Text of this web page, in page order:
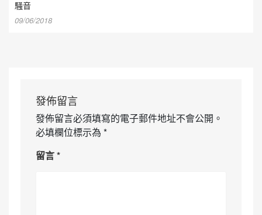
騒音
09/06/2018
發佈留言
發佈留言必須填寫的電子郵件地址不會公開。
必填欄位標示為 *
留言*